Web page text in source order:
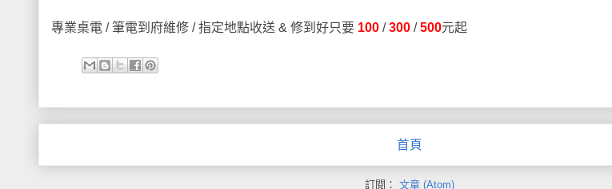
專業桌電 / 筆電到府維修 / 指定地點收送 & 修到好只要 100 /300 /500元起
首頁
訂閱： 文章 (Atom)